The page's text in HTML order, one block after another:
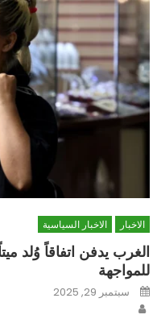
الاخبار الاخبار السياسية
الغرب يدفن اتفاقاً وُلد
للمواجهة
Posted
onسبتمبر 29, 2025